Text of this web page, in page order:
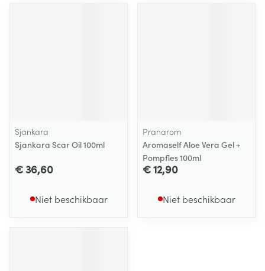
Sjankara
Sjankara Scar Oil 100ml
€ 36,60
Niet beschikbaar
Pranarom
Aromaself Aloe Vera Gel +
Pompfles 100ml
€ 12,90
Niet beschikbaar